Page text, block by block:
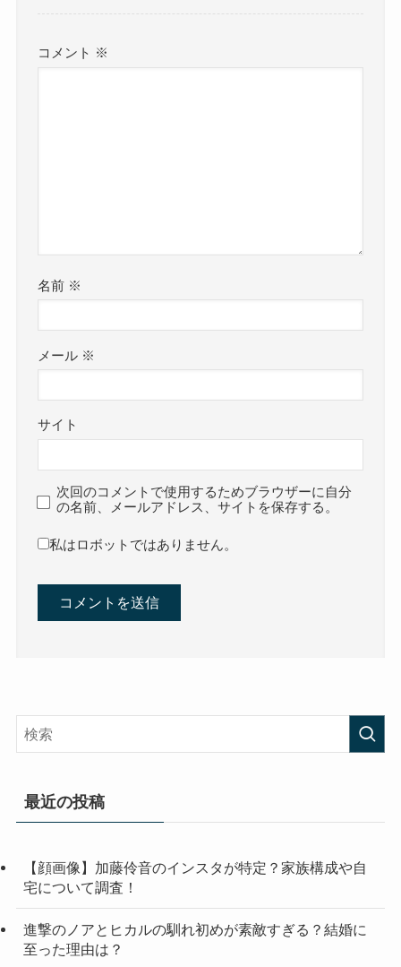
コメント ※
名前 ※
メール ※
サイト
次回のコメントで使用するためブラウザーに自分
の名前、メールアドレス、サイトを保存する。
私はロボットではありません。
最近の投稿
【顔画像】加藤伶音のインスタが特定？家族構成や自
宅について調査！
進撃のノアとヒカルの馴れ初めが素敵すぎる？結婚に
至った理由は？